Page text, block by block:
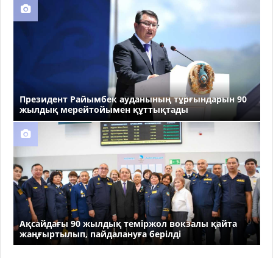
Президент Райымбек ауданының тұрғындарын 90
жылдық мерейтойымен құттықтады
Ақсайдағы 90 жылдық теміржол вокзалы қайта
жаңғыртылып, пайдалануға берілді